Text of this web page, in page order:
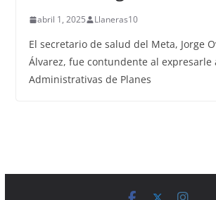
abril 1, 2025 Llaneras10
El secretario de salud del Meta, Jorge
Álvarez, fue contundente al expresarle
Administrativas de Planes